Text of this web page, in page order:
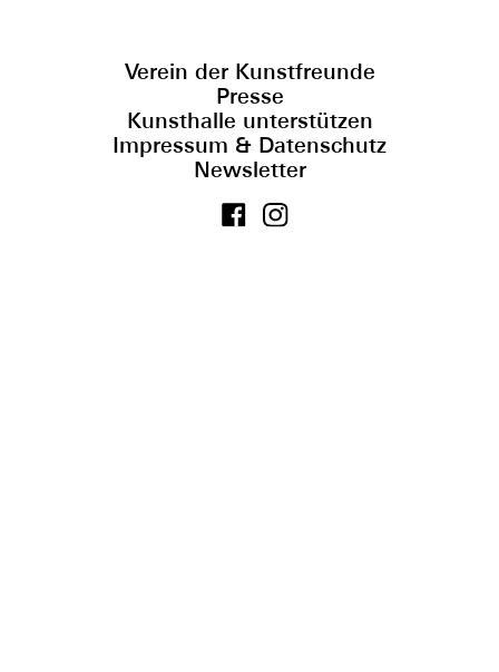
Verein der Kunstfreunde
Presse
Kunsthalle unterstützen
Impressum & Datenschutz
Newsletter